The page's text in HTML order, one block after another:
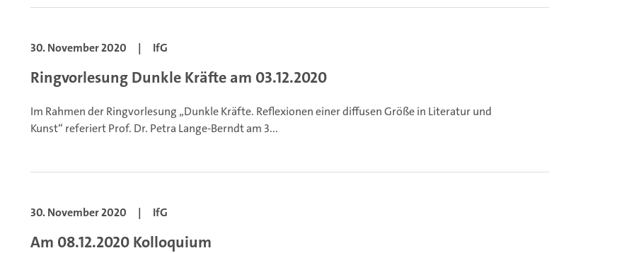
30. November 2020 | IfG
Ringvorlesung Dunkle Kräfte am 03.12.2020
Im Rahmen der Ringvorlesung „Dunkle Kräfte. Reflexionen einer diffusen Größe in Literatur und
Kunst“ referiert Prof. Dr. Petra Lange-Berndt am 3...
30. November 2020 | IfG
Am 08.12.2020 Kolloquium